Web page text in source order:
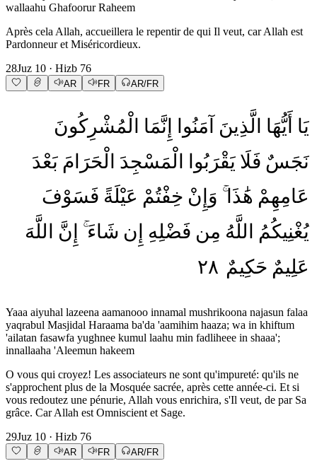
wallaahu Ghafoorur Raheem
Après cela Allah, accueillera le repentir de qui Il veut, car Allah est
Pardonneur et Miséricordieux.
28Juz 10 · Hizb 76
AR FR AR/FR
يَا أَيُّهَا الَّذِينَ آمَنُوا إِنَّمَا
الْمُشْرِكُونَ
نَجَسٌ فَلَا يَقْرَبُوا الْمَسْجِدَ الْحَرَامَ بَعْدَ
عَامِهِمْ هَٰذَا وَإِنْ خِفْتُمْ عَيْلَةً فَسَوْفَ
يُغْنِيكُمُ
اللَّهُ مِن فَضْلِهِ إِن شَاءَ إِنَّ
اللَّهَ
عَلِيمٌ حَكِيمٌ ٢٨
Yaaa aiyuhal lazeena aamanooo innamal mushrikoona najasun falaa
yaqrabul Masjidal Haraama ba'da 'aamihim haaza; wa in khiftum
'ailatan fasawfa yughnee kumul laahu min fadliheee in shaaa';
innallaaha 'Aleemun hakeem
O vous qui croyez! Les associateurs ne sont qu'impureté: qu'ils ne
s'approchent plus de la Mosquée sacrée, après cette année-ci. Et si
vous redoutez une pénurie, Allah vous enrichira, s'Il veut, de par Sa
grâce. Car Allah est Omniscient et Sage.
29Juz 10 · Hizb 76
AR FR AR/FR